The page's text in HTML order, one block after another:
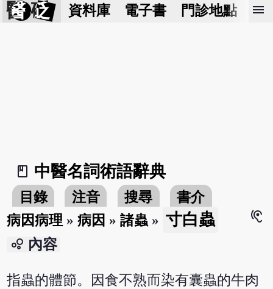
醫 砭 資料庫 電子書 門診地點 預
menu
book_2
中醫名詞術語辭典
目錄 注音 搜尋
書介
病因病理 »病因 »諸蟲 » 寸白蟲
hearing
bubble_chart 內容
指蟲的體節。因食不熟而染有囊蟲的牛肉